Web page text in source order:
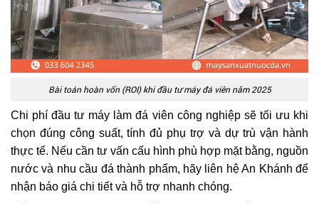
Bài toán hoàn vốn (ROI) khi đầu tư máy đá viên năm 2025
Chi phí đầu tư máy làm đá viên công nghiệp sẽ tối ưu khi
chọn đúng công suất, tính đủ phụ trợ và dự trù vận hành
thực tế. Nếu cần tư vấn cấu hình phù hợp mặt bằng, nguồn
nước và nhu cầu đá thành phẩm, hãy liên hệ An Khánh để
nhận báo giá chi tiết và hỗ trợ nhanh chóng.